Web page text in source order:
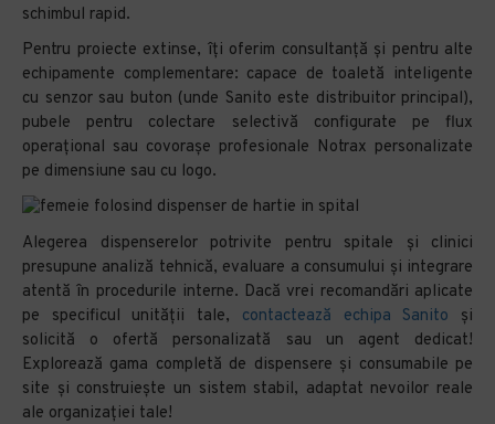
schimbul rapid.
Pentru proiecte extinse, îți oferim consultanță și pentru alte
echipamente complementare: capace de toaletă inteligente
cu senzor sau buton (unde Sanito este distribuitor principal),
pubele pentru colectare selectivă configurate pe flux
operațional sau covorașe profesionale Notrax personalizate
pe dimensiune sau cu logo.
Alegerea dispenserelor potrivite pentru spitale și clinici
presupune analiză tehnică, evaluare a consumului și integrare
atentă în procedurile interne. Dacă vrei recomandări aplicate
pe specificul unității tale, contactează echipa Sanito și
solicită o ofertă personalizată sau un agent dedicat!
Explorează gama completă de dispensere și consumabile pe
site și construiește un sistem stabil, adaptat nevoilor reale
ale organizației tale!